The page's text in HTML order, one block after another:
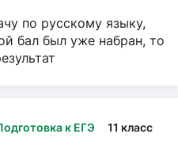
по русскому языку,
бал был уже набран, то
к ЕГЭ 11 класс